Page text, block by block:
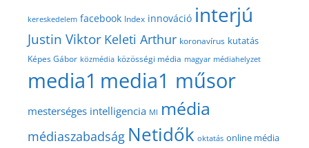
kereskedelem facebook Index innováció interjú
Justin Viktor Keleti Arthur koronavírus kutatás
Képes Gábor közmédia közösségi média magyar médiahelyzet
media1 media1 műsor
mesterséges intelligencia MI média
médiaszabadság Netidők oktatás online média